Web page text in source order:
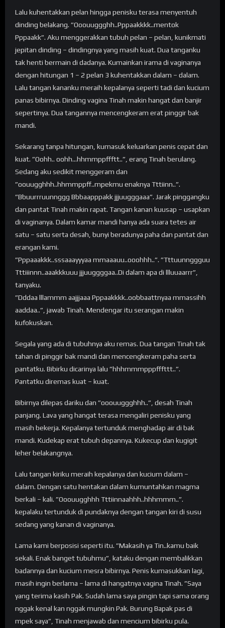
Lalu kuhentakkan pelan hingga penisku terasa menyentuh
dinding belakang. ”Ooouuggghh..Pppaakkkk..mentok
Pppaakk”. Aku menggerakkan tubuh pelan – pelan, kunikmati
jepitan dinding – dindingnya yang masih kuat. Dua tanganku
tak henti bermain di dadanya. Kumainkan irama di vaginanya
dengan hitungan 1 – 2 pelan 3 kuhentakkan dalam – dalam.
Lalu tangan kananku meraih kepalanya seperti tadi dan kucium
panas bibirnya. Dinding vagina Tinah makin hangat dan banjir
sepertinya. Dua tangannya mencengkeram erat pinggir bak
mandi.
Sekarang tanpa hitungan, kumasuk keluarkan penis cepat dan
kuat. ”Oohh.. oohh…hhmmppffftt..”, erang Tinah berulang.
Sedang aku sedikit menggeram dan
”oouugghhh..hhmmppff..mpekmu enaknya Tttiinn..”.
”Bbuurrruunnggg Bbbaapppakk jjjuugggaaa”. Jarak pinggangku
dan pantat Tinah makin rapat. Tangan kanan kuusap – usapkan
di vaginanya. Dalam kamar mandi hanya ada suara tetes air
satu – satu serta desah, bunyi beradunya paha dan pantat dan
erangan kami.
”Pppaaakkk..sssaaayyyaa mmaaauu..ooohhh..”. ”Tttuunnggguu
Tttiiinnn..aaakkkuuu jjjuuggggaa..Di dalam apa di llluuaarrr”,
tanyaku.
”Dddaa lllammm aajjjaaa Pppaakkkk..oobbaattnyaa mmassihh
aaddaa..”, jawab Tinah. Mendengar itu serangan makin
kufokuskan.
Segala yang ada di tubuhnya aku remas. Dua tangan Tinah tak
tahan di pinggir bak mandi dan mencengkeram paha serta
pantatku. Bibirku dicarinya lalu ”hhhmmmpppfffttt..”.
Pantatku diremas kuat – kuat.
Bibirnya dilepas dariku dan ”ooouuggghhh..”, desah Tinah
panjang. Lava yang hangat terasa mengaliri penisku yang
masih bekerja. Kepalanya tertunduk menghadap air di bak
mandi. Kudekap erat tubuh depannya. Kukecup dan kugigit
leher belakangnya.
Lalu tangan kiriku meraih kepalanya dan kucium dalam –
dalam. Dengan satu hentakan dalam kumuntahkan magma
berkali – kali. ”Ooouugghhh Tttiinnaahhh..hhhmmm..”.
kepalaku tertunduk di pundaknya dengan tangan kiri di susu
sedang yang kanan di vaginanya.
Lama kami berposisi seperti itu. ”Makasih ya Tin..kamu baik
sekali. Enak banget tubuhmu”, kataku dengan membalikkan
badannya dan kucium mesra bibirnya. Penis kumasukkan lagi,
masih ingin berlama – lama di hangatnya vagina Tinah. ”Saya
yang terima kasih Pak. Sudah lama saya pingin tapi sama orang
nggak kenal kan nggak mungkin Pak. Burung Bapak pas di
mpek saya”, Tinah menjawab dan mencium bibirku pula.